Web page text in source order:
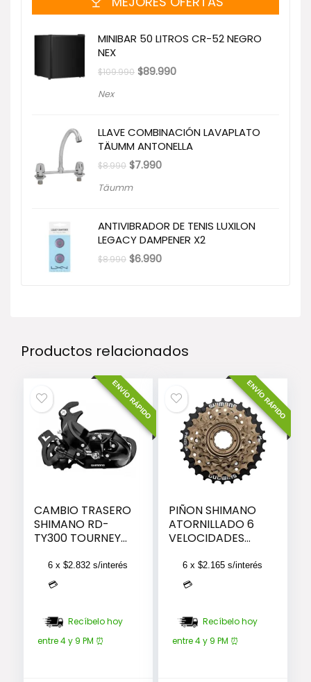
MINIBAR 50 LITROS CR-52 NEGRO
NEX
$109.990 El
$89.990El
Nex
LLAVE COMBINACIÓN LAVAPLATO
TÄUMM ANTONELLA
$8.990 El
original
era:
$7.990El
Täumm
ANTIVIBRADOR DE TENIS LUXILON
LEGACY DAMPENER X2
$8.990 El
$6.990El
Productos relacionados
ENVÍO RÁPIDO
CAMBIO TRASERO
SHIMANO RD-
TY300 TOURNEY
W/RIVETED ADAP
6 x $2.832s/interés
💳
Recíbelo hoy
entre 4 y 9 PM ⏰
ENVÍO RÁPIDO
PIÑON SHIMANO
ATORNILLADO 6
VELOCIDADES
6 x $2.165s/interés
💳
Recíbelo hoy
entre 4 y 9 PM ⏰